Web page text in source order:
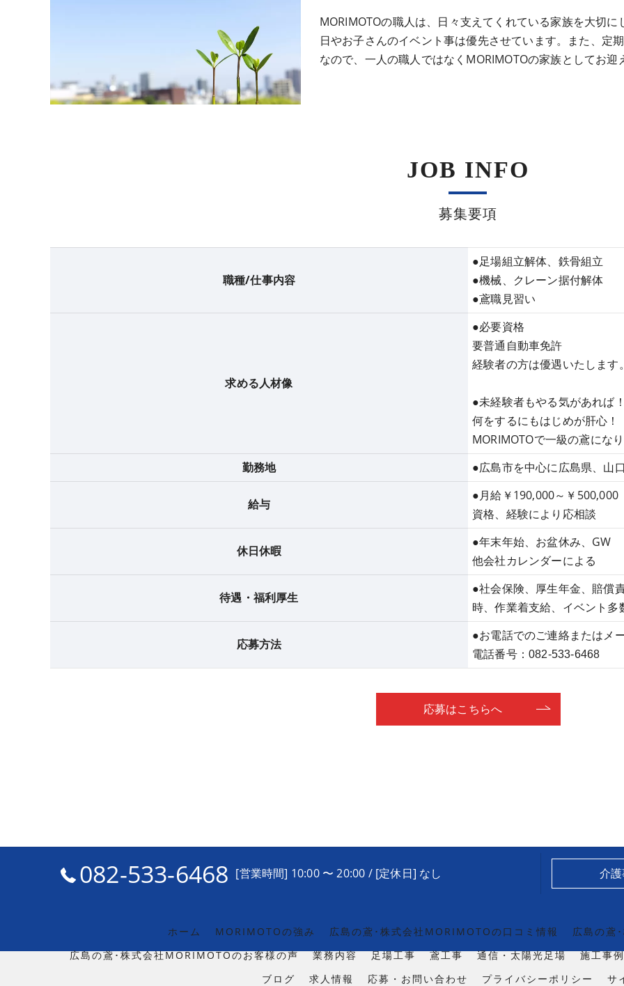
MORIMOTOの職人は、日々支えてくれている家族を大切
日やお子さんのイベント事は優先させています。また、定
なので、一人の職人ではなくMORIMOTOの家族としてお迎
募集要項
JOB INFO
職種/仕事内容
●足場組立解体、鉄骨組立
●機械、クレーン据付解体
●鳶職見習い
求める人材像
●必要資格
要普通自動車免許
経験者の方は優遇いたします。
●未経験者もやる気があれば！
何をするにもはじめが肝心！
MORIMOTOで一級の鳶にな
勤務地
●広島市を中心に広島県、山
給与
●月給￥190,000～￥500,000
資格、経験により応相談
休日休暇
●年末年始、お盆休み、GW
他会社カレンダーによる
待遇・福利厚生
●社会保険、厚生年金、賠償
時、作業着支給、イベント多
応募方法
●お電話でのご連絡またはメ
電話番号：082‐533‐6468
応募はこちらへ
082-533-6468 [営業時間] 10:00 〜 20:00 / [定休日] なし 介
ホーム MORIMOTOの強み 広島の鳶･株式会社MORIMOTOの口コミ情報
広島の鳶
広島の鳶･株式会社MORIMOTOのお客様の声
業務内容 足場工事 鳶工事 通信・太陽光足場 施工事例
ブログ
求人情報 応募・お問い合わせ プライバシーポリシー サ